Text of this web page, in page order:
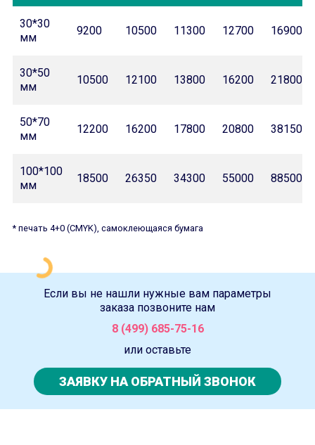
30*30
мм
9200 10500 11300 12700 16900
30*50
мм
10500 12100 13800 16200 21800
50*70
мм
12200 16200 17800 20800 38150
100*100
мм
18500 26350 34300 55000 88500
* печать 4+0 (CMYK), самоклеющаяся бумага
Если вы не нашли нужные вам параметры
заказа позвоните нам
8 (499) 685-75-16
или оставьте
ЗАЯВКУ НА ОБРАТНЫЙ ЗВОНОК